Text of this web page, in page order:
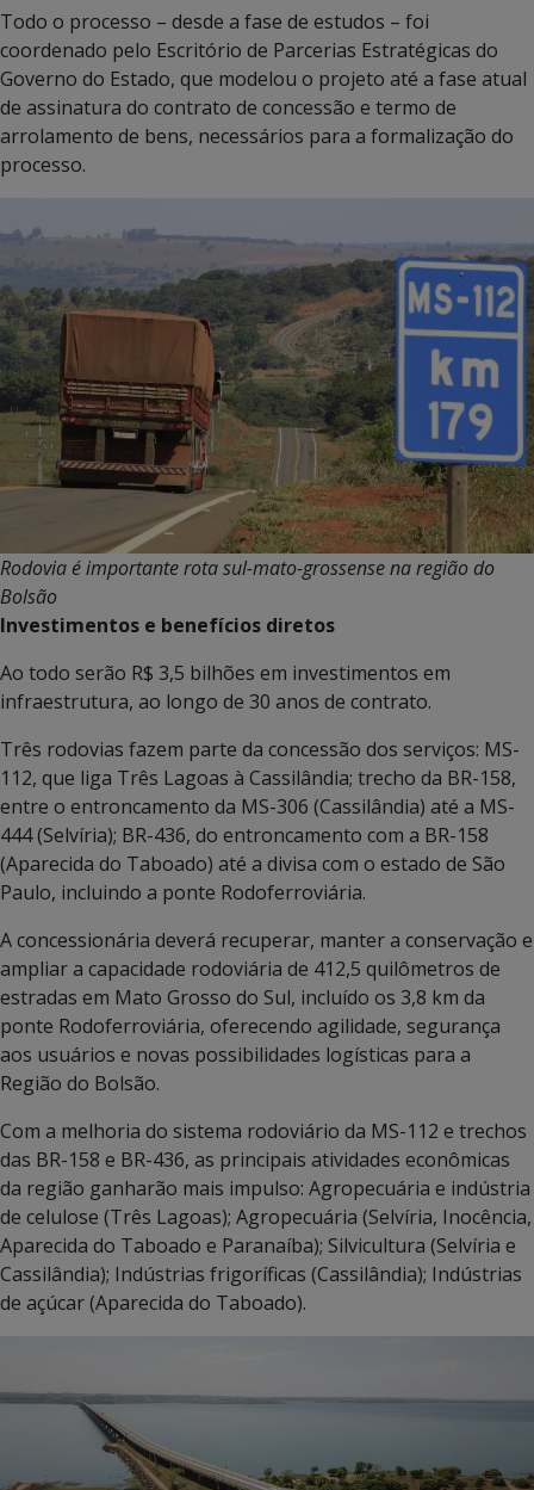
Todo o processo – desde a fase de estudos – foi
coordenado pelo Escritório de Parcerias Estratégicas do
Governo do Estado, que modelou o projeto até a fase atual
de assinatura do contrato de concessão e termo de
arrolamento de bens, necessários para a formalização do
processo.
Rodovia é importante rota sul-mato-grossense na região do
Bolsão
Investimentos e benefícios diretos
Ao todo serão R$ 3,5 bilhões em investimentos em
infraestrutura, ao longo de 30 anos de contrato.
Três rodovias fazem parte da concessão dos serviços: MS-
112, que liga Três Lagoas à Cassilândia; trecho da BR-158,
entre o entroncamento da MS-306 (Cassilândia) até a MS-
444 (Selvíria); BR-436, do entroncamento com a BR-158
(Aparecida do Taboado) até a divisa com o estado de São
Paulo, incluindo a ponte Rodoferroviária.
A concessionária deverá recuperar, manter a conservação e
ampliar a capacidade rodoviária de 412,5 quilômetros de
estradas em Mato Grosso do Sul, incluído os 3,8 km da
ponte Rodoferroviária, oferecendo agilidade, segurança
aos usuários e novas possibilidades logísticas para a
Região do Bolsão.
Com a melhoria do sistema rodoviário da MS-112 e trechos
das BR-158 e BR-436, as principais atividades econômicas
da região ganharão mais impulso: Agropecuária e indústria
de celulose (Três Lagoas); Agropecuária (Selvíria, Inocência,
Aparecida do Taboado e Paranaíba); Silvicultura (Selvíria e
Cassilândia); Indústrias frigoríficas (Cassilândia); Indústrias
de açúcar (Aparecida do Taboado).